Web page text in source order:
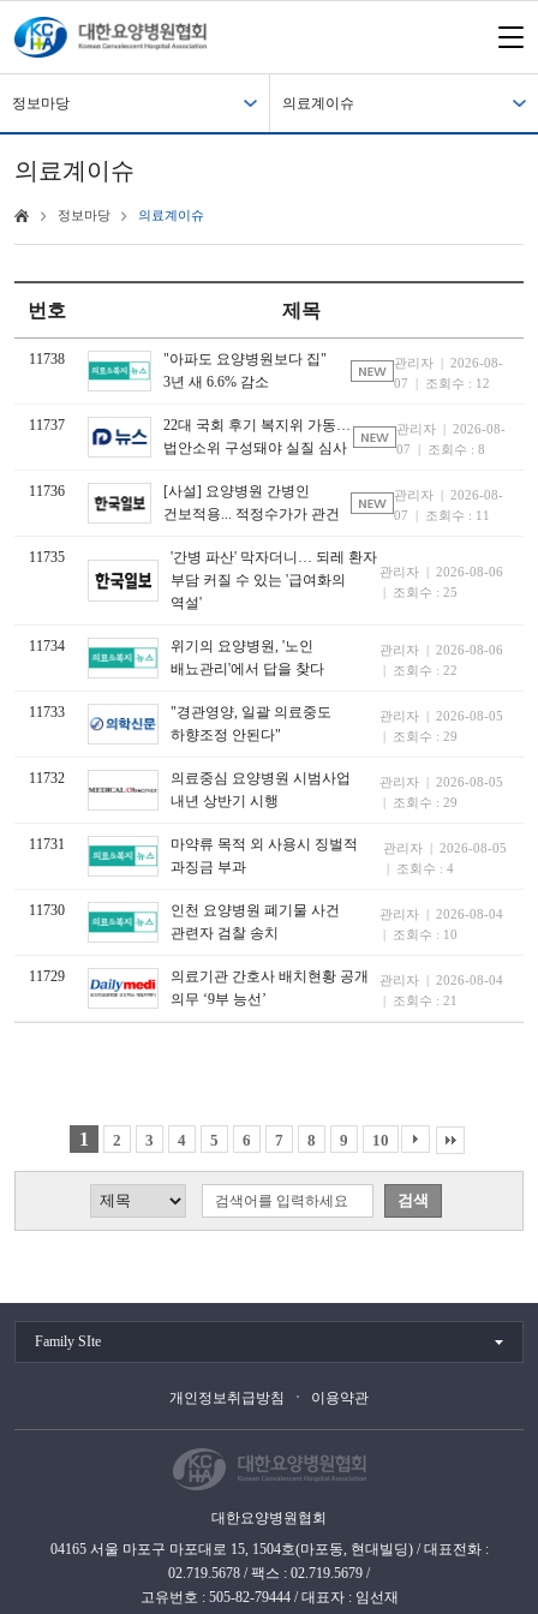
정보마당 의료계이슈
의료계이슈
정보마당 의료계이슈
번호 제목
11738
"아파도 요양병원보다 집"
3년 새 6.6% 감소
관리자 | 2026-08-
07 | 조회수 : 12
11737
22대 국회 후기 복지위 가동…
법안소위 구성돼야 실질 심사
관리자 | 2026-08-
07 | 조회수 : 8
11736
[사설] 요양병원 간병인
건보적용... 적정수가가 관건
관리자 | 2026-08-
07 | 조회수 : 11
11735
'간병 파산' 막자더니… 되레 환자
부담 커질 수 있는 '급여화의
역설'
관리자 | 2026-08-06
| 조회수 : 25
11734
위기의 요양병원, '노인
배뇨관리'에서 답을 찾다
관리자 | 2026-08-06
| 조회수 : 22
11733
"경관영양, 일괄 의료중도
하향조정 안된다"
관리자 | 2026-08-05
| 조회수 : 29
11732
의료중심 요양병원 시범사업
내년 상반기 시행
관리자 | 2026-08-05
| 조회수 : 29
11731
마약류 목적 외 사용시 징벌적
과징금 부과
관리자 | 2026-08-05
| 조회수 : 4
11730
인천 요양병원 폐기물 사건
관련자 검찰 송치
관리자 | 2026-08-04
| 조회수 : 10
11729
의료기관 간호사 배치현황 공개
의무 ‘9부 능선’
관리자 | 2026-08-04
| 조회수 : 21
1 2 3 4 5 6 7 8 9 10
Family SIte
개인정보취급방침 이용약관
대한요양병원협회
04165 서울 마포구 마포대로 15, 1504호(마포동, 현대빌딩) / 대표전화 :
02.719.5678 / 팩스 : 02.719.5679 /
고유번호 : 505-82-79444 / 대표자 : 임선재